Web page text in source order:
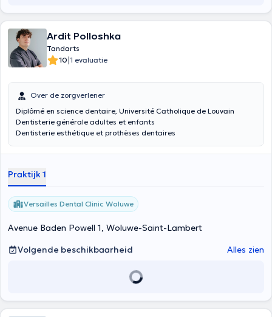
Ardit Polloshka
Tandarts
10|1 evaluatie
Over de zorgverlener
Diplômé en science dentaire, Université Catholique de Louvain
Dentisterie générale adultes et enfants
Dentisterie esthétique et prothèses dentaires
Certification CBCT
Praktijk 1
Versailles Dental Clinic Woluwe
Avenue Baden Powell 1, Woluwe-Saint-Lambert
Volgende beschikbaarheid
Alles zien